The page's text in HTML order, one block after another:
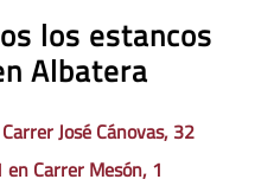
los estancos
Albatera
Número 3 en Carrer José Cánovas, 32
Carrer Mesón, 1